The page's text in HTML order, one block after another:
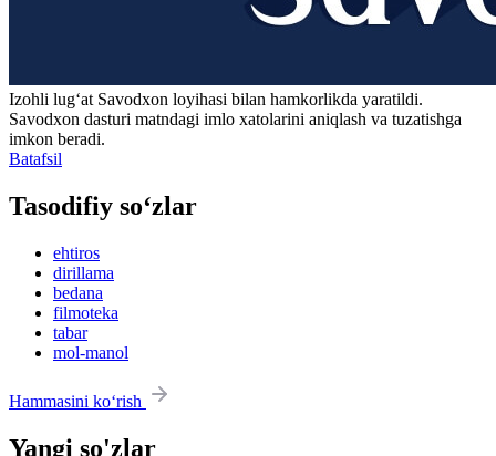
Izohli lugʻat Savodxon loyihasi bilan hamkorlikda yaratildi.
Savodxon dasturi matndagi imlo xatolarini aniqlash va tuzatishga
imkon beradi.
Batafsil
Tasodifiy so‘zlar
ehtiros
dirillama
bedana
filmoteka
tabar
mol-manol
Hammasini ko‘rish
Yangi so'zlar